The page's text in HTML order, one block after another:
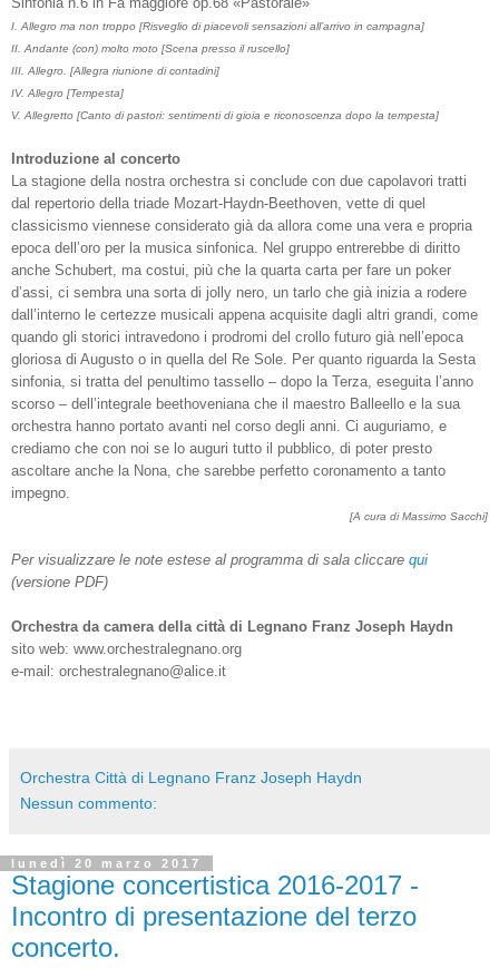
I. Allegro ma non troppo [Risveglio di piacevoli sensazioni all’arrivo in campagna]
II. Andante (con) molto moto [Scena presso il ruscello]
III. Allegro. [Allegra riunione di contadini]
IV. Allegro [Tempesta]
V. Allegretto [Canto di pastori: sentimenti di gioia e riconoscenza dopo la tempesta]
Introduzione al concerto
La stagione della nostra orchestra si conclude con due capolavori tratti
dal repertorio della triade Mozart-Haydn-Beethoven, vette di quel
classicismo viennese considerato già da allora come una vera e propria
epoca dell’oro per la musica sinfonica. Nel gruppo entrerebbe di diritto
anche Schubert, ma costui, più che la quarta carta per fare un poker
d’assi, ci sembra una sorta di jolly nero, un tarlo che già inizia a rodere
dall’interno le certezze musicali appena acquisite dagli altri grandi, come
quando gli storici intravedono i prodromi del crollo futuro già nell’epoca
gloriosa di Augusto o in quella del Re Sole. Per quanto riguarda la Sesta
sinfonia, si tratta del penultimo tassello – dopo la Terza, eseguita l’anno
scorso – dell’integrale beethoveniana che il maestro Balleello e la sua
orchestra hanno portato avanti nel corso degli anni. Ci auguriamo, e
crediamo che con noi se lo auguri tutto il pubblico, di poter presto
ascoltare anche la Nona, che sarebbe perfetto coronamento a tanto
impegno.
[A cura di Massimo Sacchi]
Per visualizzare le note estese al programma di sala cliccare qui
(versione PDF)
Orchestra da camera della città di Legnano Franz Joseph Haydn
sito web: www.orchestralegnano.org
e-mail: orchestralegnano@alice.it
Orchestra Città di Legnano Franz Joseph Haydn
Nessun commento:
lunedì 20 marzo 2017
Stagione concertistica 2016-2017 -
Incontro di presentazione del terzo
concerto.